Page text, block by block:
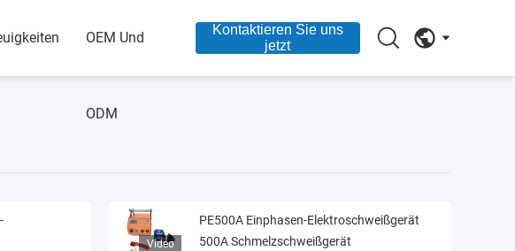
OEM Und
ODM
Kontaktieren Sie uns
jetzt
Video
PE500A Einphasen-Elektroschweißgerät
500A Schmelzschweißgerät